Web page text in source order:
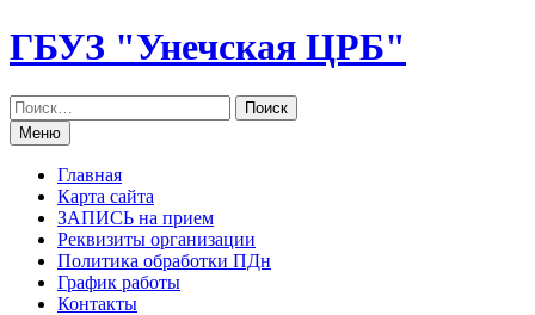
Перейти
к
ГБУЗ "Унечская ЦРБ"
Меню
Главная
Карта сайта
ЗАПИСЬ на прием
Реквизиты организации
Политика обработки ПДн
График работы
Контакты